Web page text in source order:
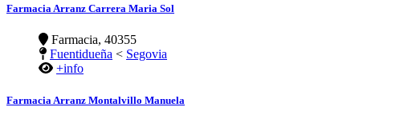
Farmacia Arranz Carrera Maria Sol
Farmacia, 40355
Fuentidueña < Segovia
+info
Farmacia Arranz Montalvillo Manuela